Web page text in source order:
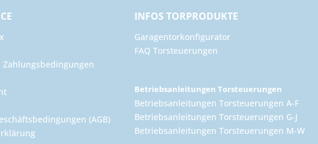
(AGB)
INFOS TORPRODUKTE
Garagentorkonfigurator
FAQ Torsteuerungen
Betriebsanleitungen Torsteuerungen
Betriebsanleitungen Torsteuerungen A-F
Betriebsanleitungen Torsteuerungen G-J
Betriebsanleitungen Torsteuerungen M-W